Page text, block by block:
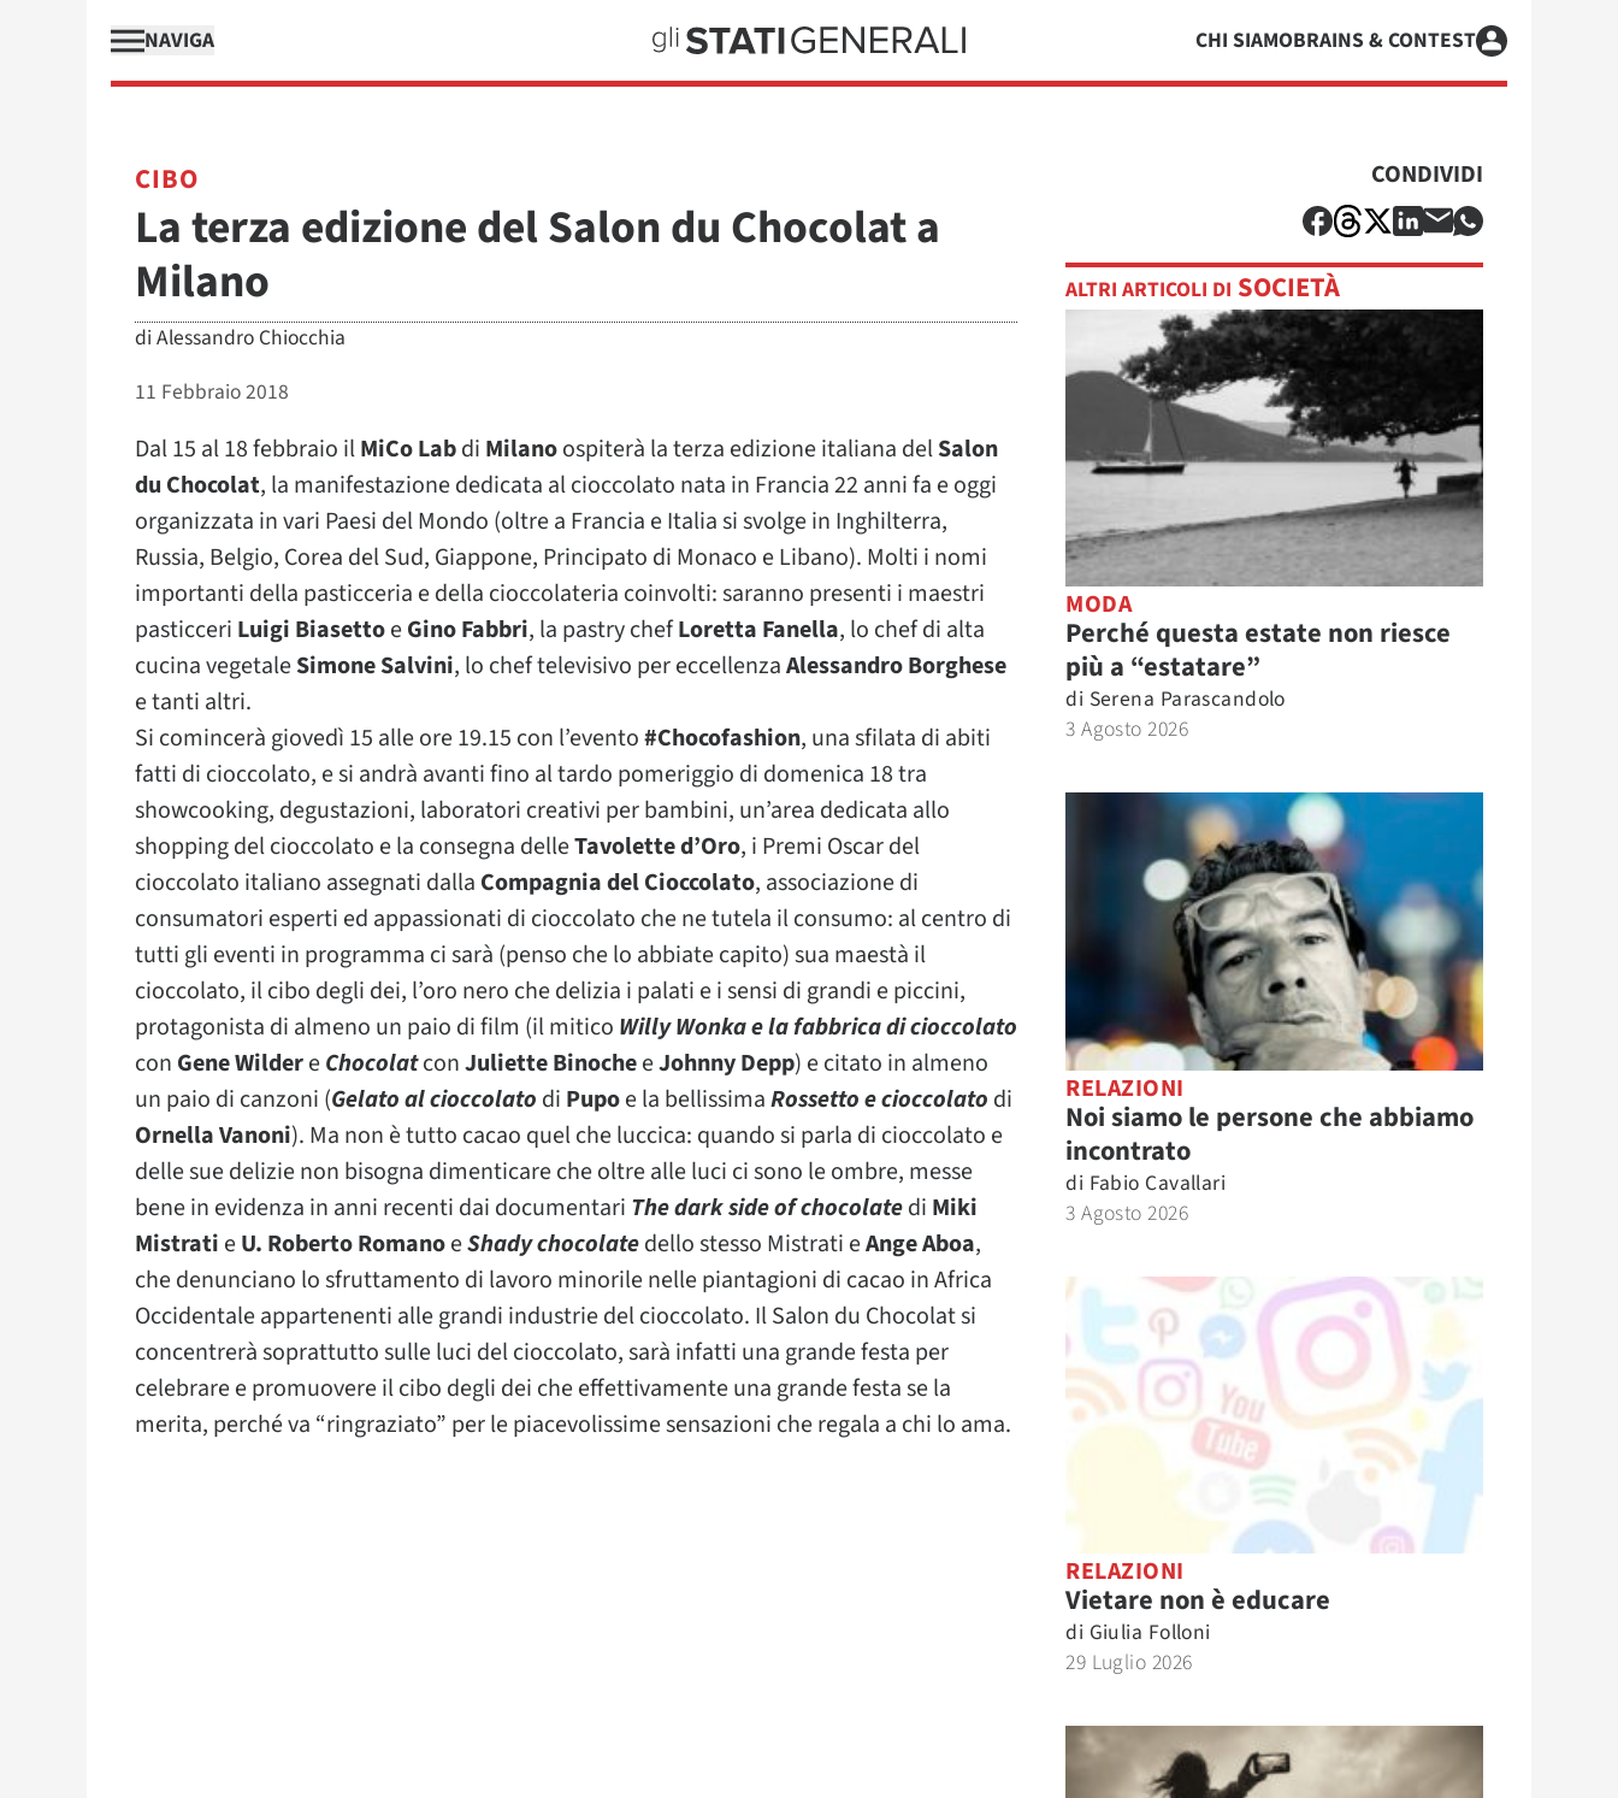
NAVIGA CHI SIAMOBRAINS & CONTEST
CIBO
La terza edizione del Salon du Chocolat a
Milano
di Alessandro Chiocchia
11 Febbraio 2018
Dal 15 al 18 febbraio ilMiCo Labdi Milanoospiterà la terza edizione italiana delSalon
du Chocolat, la manifestazione dedicata al cioccolato nata in Francia 22 anni fa e oggi
organizzata in vari Paesi del Mondo (oltre a Francia e Italia si svolge in Inghilterra,
Russia, Belgio, Corea del Sud, Giappone, Principato di Monaco e Libano). Molti i nomi
importanti della pasticceria e della cioccolateria coinvolti: saranno presenti i maestri
pasticceri Luigi BiasettoeGino Fabbri, la pastry chefLoretta Fanella, lo chef di alta
cucina vegetaleSimone Salvini, lo chef televisivo per eccellenzaAlessandro Borghese
e tanti altri.
Si comincerà giovedì 15 alle ore 19.15 con l’evento#Chocofashion, una sfilata di abiti
fatti di cioccolato, e si andrà avanti fino al tardo pomeriggio di domenica 18 tra
showcooking, degustazioni, laboratori creativi per bambini, un’area dedicata allo
shopping del cioccolato e la consegna delleTavolette d’Oro, i Premi Oscar del
cioccolato italiano assegnati dalla Compagnia del Cioccolato, associazione di
consumatori esperti ed appassionati di cioccolato che ne tutela il consumo: al centro di
tutti gli eventi in programma ci sarà (penso che lo abbiate capito) sua maestà il
cioccolato, il cibo degli dei, l’oro nero che delizia i palati e i sensi di grandi e piccini,
protagonista di almeno un paio di film (il mitico Willy Wonka e la fabbrica di cioccolato
con Gene WildereChocolatconJuliette BinocheeJohnny Depp) e citato in almeno
un paio di canzoni (Gelato al cioccolato di Pupoe la bellissimaRossetto e cioccolato di
Ornella Vanoni). Ma non è tutto cacao quel che luccica: quando si parla di cioccolato e
delle sue delizie non bisogna dimenticare che oltre alle luci ci sono le ombre, messe
bene in evidenza in anni recenti dai documentari The dark side of chocolatedi Miki
Mistrati eU. Roberto RomanoeShady chocolatedello stesso Mistrati eAnge Aboa,
che denunciano lo sfruttamento di lavoro minorile nelle piantagioni di cacao in Africa
Occidentale appartenenti alle grandi industrie del cioccolato. Il Salon du Chocolat si
concentrerà soprattutto sulle luci del cioccolato, sarà infatti una grande festa per
celebrare e promuovere il cibo degli dei che effettivamente una grande festa se la
merita, perché va “ringraziato” per le piacevolissime sensazioni che regala a chi lo ama.
CONDIVIDI
ALTRI ARTICOLI DI SOCIETÀ
MODA
Perché questa estate non riesce
più a “estatare”
di Serena Parascandolo
3 Agosto 2026
RELAZIONI
Noi siamo le persone che abbiamo
incontrato
di Fabio Cavallari
3 Agosto 2026
RELAZIONI
Vietare non è educare
di Giulia Folloni
29 Luglio 2026